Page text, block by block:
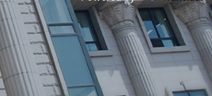
FAQ
취업·모집 관련 공지
특강·프로그램 관련 공지
대학원생권리장전
대학원 총학생회